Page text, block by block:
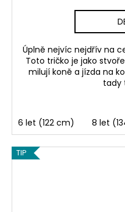
Úplně nejvíc nejdřív na
Toto tričko je jako
milují koně a jízda na
tady
6 let (122 cm) 8 let
TIP